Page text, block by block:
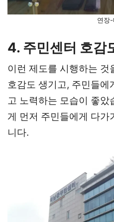
연장-
4. 주민센터 호감
이런 제도를 시행하는
호감도 생기고, 주민들에
고 노력하는 모습이 좋았
게 먼저 주민들에게 다가
니다.